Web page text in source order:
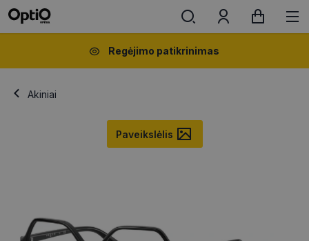
Regėjimo patikrinimas
Akiniai
Paveikslėlis